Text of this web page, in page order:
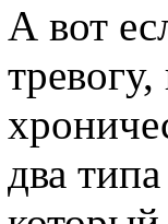
А вот
два